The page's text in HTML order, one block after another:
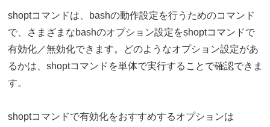
shoptコマンドは、bashの動作設定を行うためのコマンド
で、さまざまなbashのオプション設定をshoptコマンドで
有効化／無効化できます。どのようなオプション設定があ
るかは、shoptコマンドを単体で実行することで確認できま
す。
shoptコマンドで有効化をおすすめするオプションは